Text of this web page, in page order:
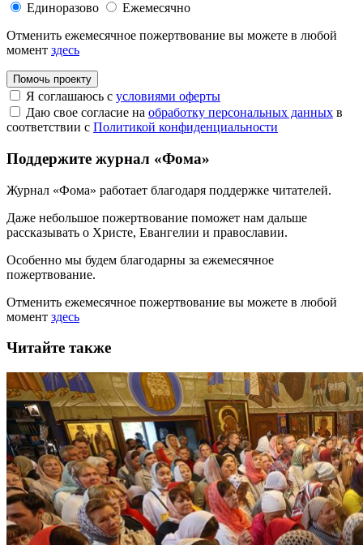
Единоразово
Ежемесячно
Отменить ежемесячное пожертвование вы можете в любой
момент здесь
Помочь проекту
Я соглашаюсь с условиями оферты
Даю свое согласие на обработку персональных данных в
соответствии с Политикой конфиденциальности
Поддержите журнал «Фома»
Журнал «Фома» работает благодаря поддержке читателей.
Даже небольшое пожертвование поможет нам дальше
рассказывать о Христе, Евангелии и православии.
Особенно мы будем благодарны за ежемесячное
пожертвование.
Отменить ежемесячное пожертвование вы можете в любой
момент здесь
Читайте также